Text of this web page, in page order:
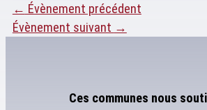
← Évènement précédent
Évènement suivant →
Ces communes nous